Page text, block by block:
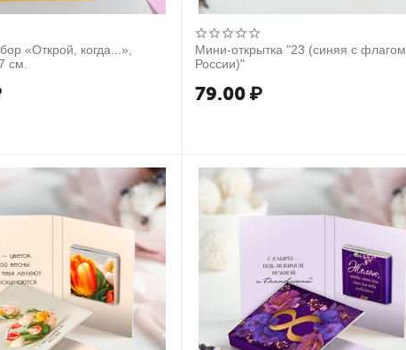
«Открой, когда...»,
см.
Мини-открытка "23 (синяя с флагом
России)"
79.00 ₽